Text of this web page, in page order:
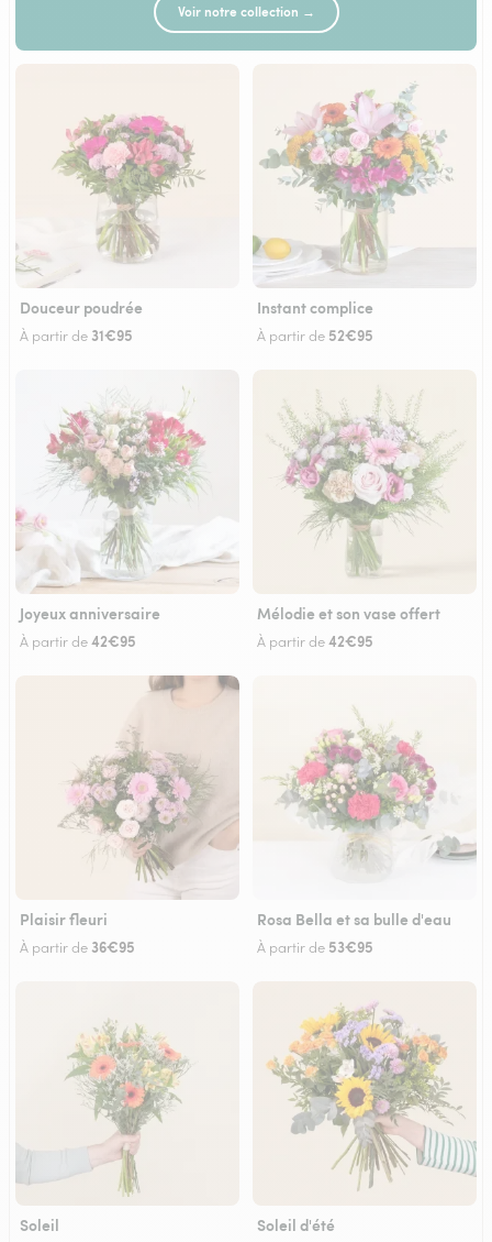
Voir notre collection →
Douceur poudrée
À partir de 31€95
Instant complice
À partir de 52€95
Joyeux anniversaire
À partir de42€95
Mélodie et son vase offert
À partir de42€95
Plaisir fleuri
À partir de 36€95
Rosa Bella et sa bulle d'eau
À partir de 53€95
Soleil Soleil d'été